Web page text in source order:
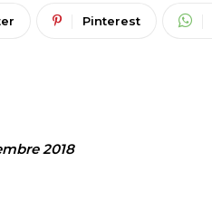
Pinterest
2018